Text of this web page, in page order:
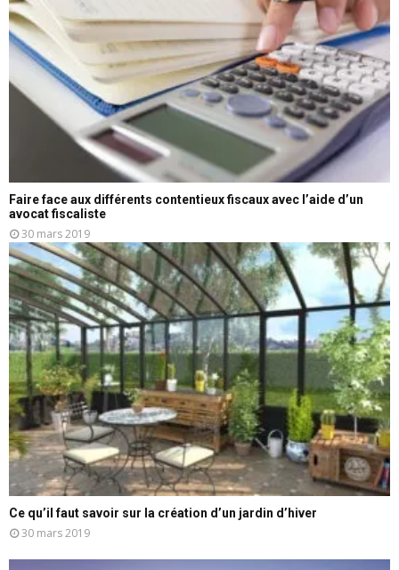
Faire face aux différents contentieux fiscaux avec l’aide d’un
avocat fiscaliste
30 mars 2019
Ce qu’il faut savoir sur la création d’un jardin d’hiver
30 mars 2019